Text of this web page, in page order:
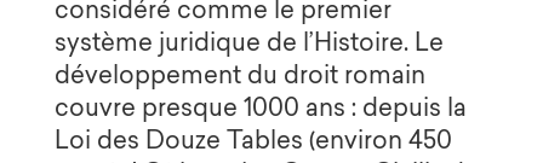
considéré comme le premier
système juridique de l’Histoire. Le
développement du droit romain
couvre presque 1000 ans : depuis la
Loi des Douze Tables (environ 450